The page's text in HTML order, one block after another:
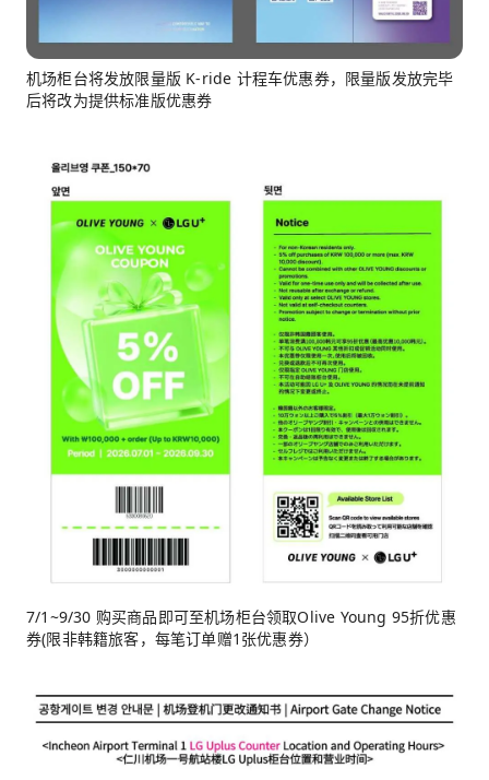
机场柜台将发放限量版 K-ride 计程车优惠券，限量版发放完毕
后将改为提供标准版优惠券
7/1~9/30 购买商品即可至机场柜台领取Olive Young 95折优惠
券(限非韩籍旅客，每笔订单赠1张优惠券）